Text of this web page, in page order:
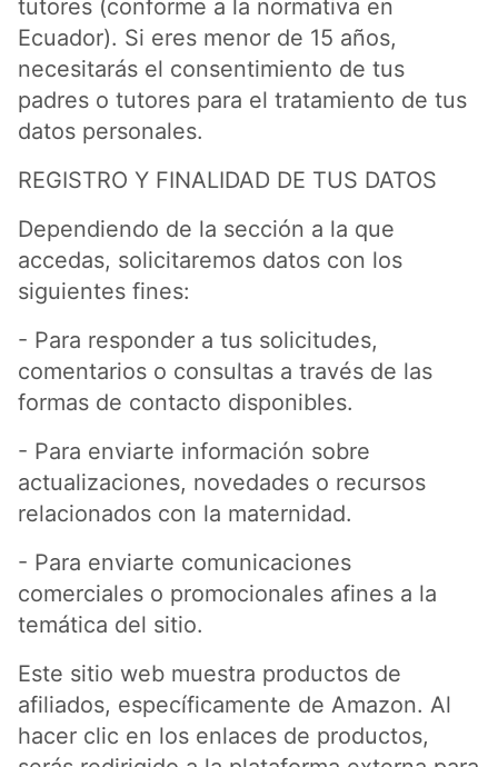
tutores (conforme a la normativa en
Ecuador). Si eres menor de 15 años,
necesitarás el consentimiento de tus
padres o tutores para el tratamiento de tus
datos personales.
REGISTRO Y FINALIDAD DE TUS DATOS
Dependiendo de la sección a la que
accedas, solicitaremos datos con los
siguientes fines:
- Para responder a tus solicitudes,
comentarios o consultas a través de las
formas de contacto disponibles.
- Para enviarte información sobre
actualizaciones, novedades o recursos
relacionados con la maternidad.
- Para enviarte comunicaciones
comerciales o promocionales afines a la
temática del sitio.
Este sitio web muestra productos de
afiliados, específicamente de Amazon. Al
hacer clic en los enlaces de productos,